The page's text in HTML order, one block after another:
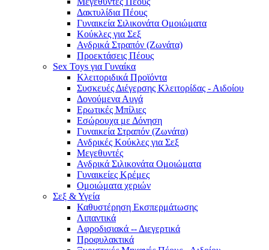
Δακτυλίδια Πέους
Γυναικεία Σιλικονάτα Ομοιώματα
Κούκλες για Σεξ
Ανδρικά Στραπόν (Ζωνάτα)
Προεκτάσεις Πέους
Sex Toys για Γυναίκα
Κλειτοριδικά Προϊόντα
Συσκευές Διέγερσης Κλειτορίδας - Αιδοίου
Δονούμενα Αυγά
Ερωτικές Μπίλιες
Εσώρουχα με Δόνηση
Γυναικεία Στραπόν (Ζωνάτα)
Ανδρικές Κούκλες για Σεξ
Μεγεθυντές
Ανδρικά Σιλικονάτα Ομοιώματα
Γυναικείες Κρέμες
Ομοιώματα χεριών
Σεξ & Υγεία
Καθυστέρηση Εκσπερμάτωσης
Λιπαντικά
Αφροδισιακά -- Διεγερτικά
Προφυλακτικά